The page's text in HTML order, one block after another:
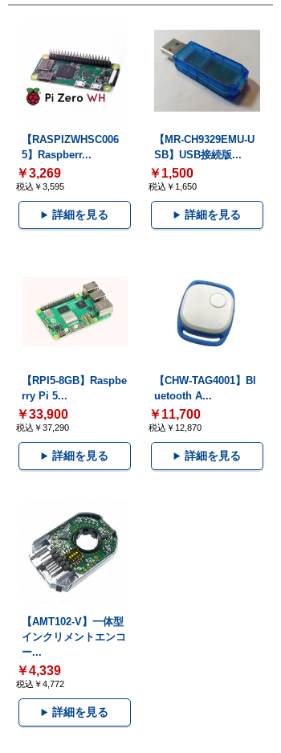
【RASPIZWHSC006
5】Raspberr...
￥3,269
税込￥3,595
詳細を見る
【MR-CH9329EMU-U
SB】USB接続版...
￥1,500
税込￥1,650
詳細を見る
【RPI5-8GB】Raspbe
rry Pi 5...
￥33,900
税込￥37,290
詳細を見る
【CHW-TAG4001】Bl
uetooth A...
￥11,700
税込￥12,870
詳細を見る
【AMT102-V】一体型
インクリメントエンコ
ー...
￥4,339
税込￥4,772
詳細を見る